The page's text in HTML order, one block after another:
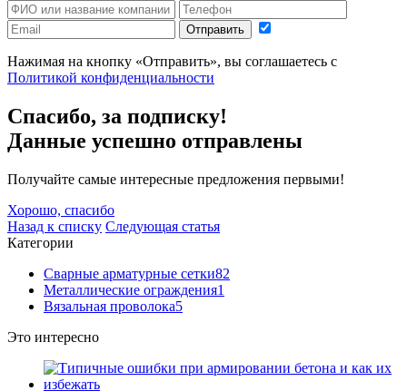
Отправить
Нажимая на кнопку «Отправить», вы соглашаетесь с
Политикой конфиденциальности
Спасибо, за подписку!
Данные успешно отправлены
Получайте самые интересные предложения первыми!
Хорошо, спасибо
Назад к списку Следующая статья
Категории
Сварные арматурные сетки82
Металлические ограждения1
Вязальная проволока5
Это интересно